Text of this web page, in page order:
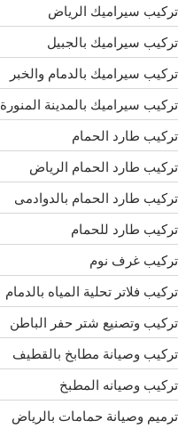
تركيب سيراميك الرياض
تركيب سيراميك بالجبيل
تركيب سيراميك بالدمام والخبر
تركيب سيراميك بالمدينة المنورة
تركيب طارد الحمام
تركيب طارد الحمام الرياض
تركيب طارد الحمام بالدوادمى
تركيب طارد للحمام
تركيب غرف نوم
تركيب فلاتر تحلية المياه بالدمام
تركيب وتصنيع شتر حفر الباطن
تركيب وصيانة مطابخ بالقطيف
تركيب وصيانه المطبخ
ترميم وصيانة حمامات بالرياض